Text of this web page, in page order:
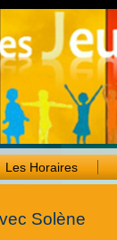
Les Horaires
Solène